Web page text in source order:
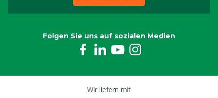
Folgen Sie uns auf sozialen Medien
Wir liefern mit